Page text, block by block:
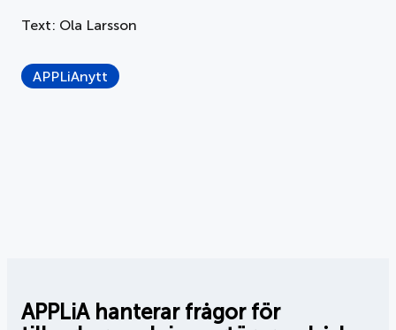
Text: Ola Larsson
APPLiAnytt
APPLiA hanterar frågor för